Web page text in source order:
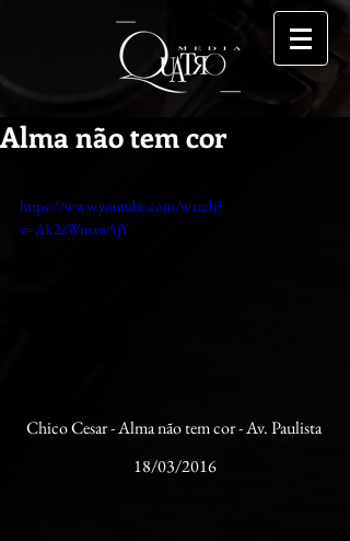
Alma não tem cor
https://www.youtube.com/watch?
v=Ak2zWmaw5jY
Chico Cesar - Alma não tem cor - Av. Paulista
18/03/2016